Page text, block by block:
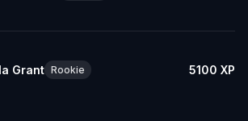
Grant Rookie 5100 XP